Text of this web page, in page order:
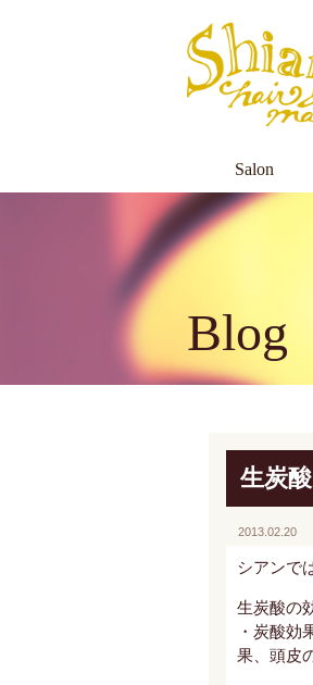
Salon
Blog
生炭
2013.02.20
シアンで
生炭酸の
・炭酸効
果、頭皮